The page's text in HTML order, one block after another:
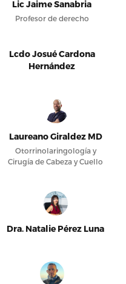
Lic Jaime Sanabria
Profesor de derecho
Lcdo Josué Cardona
Hernández
Laureano Giraldez MD
Otorrinolaringología y
Cirugía de Cabeza y Cuello
Dra. Natalie Pérez Luna